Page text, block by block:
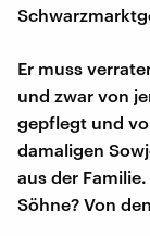
Er muss
und zwar von
gepflegt und
damaligen
aus der
Söhne? Von